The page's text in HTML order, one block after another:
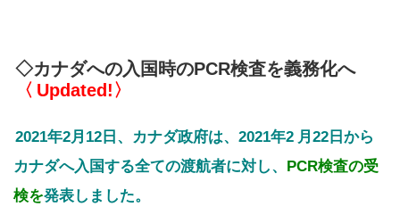
◇カナダへの入国時のPCR検査を義務化へ
〈 Updated!〉
2021年2月12日、カナダ政府は、 2021年2 月22日から
カナダへ入国する全ての渡航者に対し、 PCR検査の受
検を発表しました。